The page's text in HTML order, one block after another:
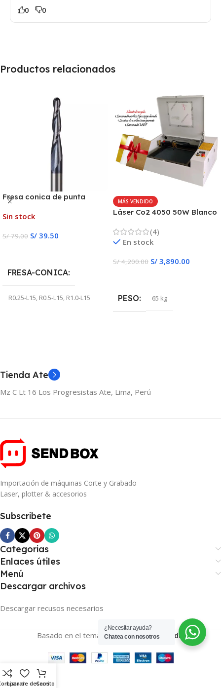
0 0
Productos relacionados
Fresa conica de punta
Sin stock
S/79.00 S/ 39.50
FRESA-CONICA
R0.25-L15, R0.5-L15, R1.0-L15
MÁS VENDIDO
Láser Co2 4050 50W Blanco
(4)
En stock
S/4,200.00 S/ 3,890.00
PESO 65 kg
Tienda Ate
Mz C Lt 16 Los Progresistas Ate, Lima, Perú
Importación de máquinas Corte y Grabado
Laser, plotter & accesorios
Subscribete
Categorias
Enlaces útiles
Menú
Descargar archivos
Descargar recusos necesarios
Basado en el tema SENDBOX2026Tienda
Lista de deseos
Carrito
¿Necesitar ayuda?
Chatea con nosotros